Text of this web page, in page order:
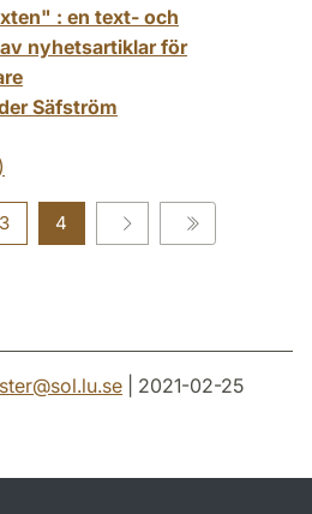
: en text- och
nyhetsartiklar för
Säfström
3 4
@sol.lu.se | 2021-02-25